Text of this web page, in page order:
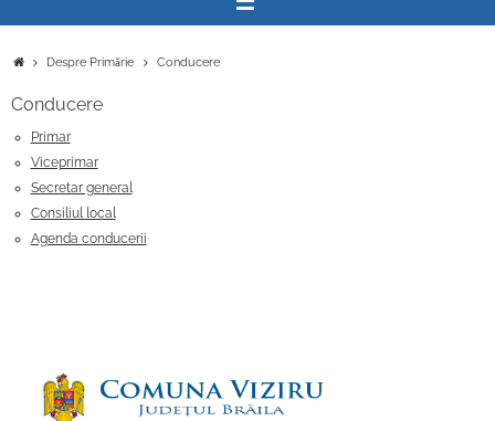
PrimaDespre Primărie Conducere
Conducere
Primar
Viceprimar
Secretar general
Consiliul local
Agenda conducerii